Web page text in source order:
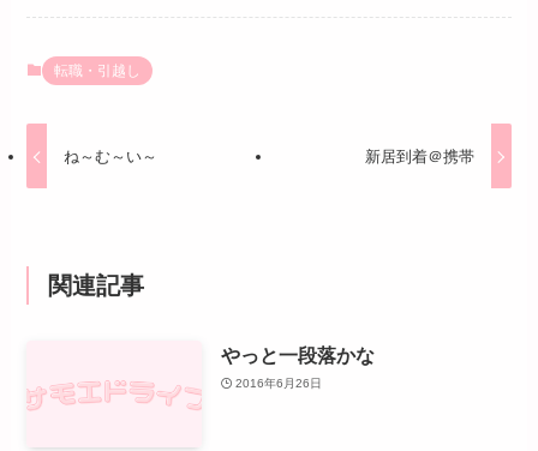
転職・引越し
ね～む～い～ 新居到着＠携帯
関連記事
やっと一段落かな
2016年6月26日